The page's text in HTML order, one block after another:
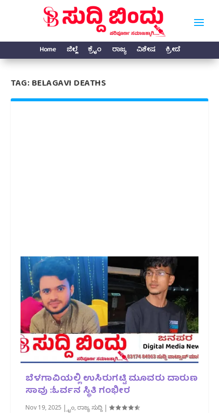
Home ಜಿಲ್ಲೆ ಕ್ರೈಂ ರಾಜ್ಯ ವಿಶೇಷ ಕ್ರೀಡೆ
TAG:BELAGAVI DEATHS
ಬೆಳಗಾವಿಯಲ್ಲಿ ಉಸಿರುಗಟ್ಟಿ ಮೂವರು ದಾರುಣ
ಸಾವು :ಓರ್ವನ ಸ್ಥಿತಿ ಗಂಭೀರ
Nov 19, 2025 |ಕ್ರೈಂ,ರಾಜ್ಯ ಸುದ್ದಿ |